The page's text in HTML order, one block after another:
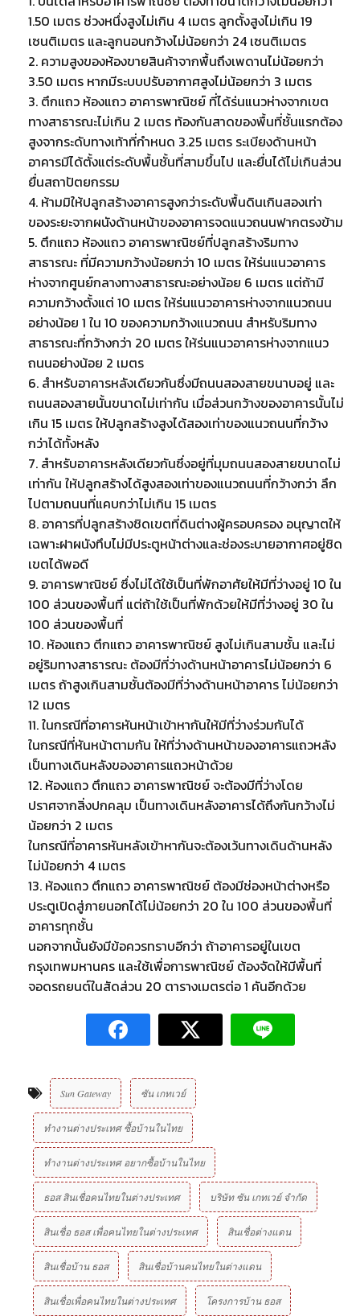
1.50 เมตร ช่วงหนึ่งสูงไม่เกิน 4 เมตร ลูกตั้งสูงไม่เกิน 19
เซนติเมตร และลูกนอนกว้างไม่น้อยกว่า 24 เซนติเมตร
2. ความสูงของห้องขายสินค้าจากพื้นถึงเพดานไม่น้อยกว่า
3.50 เมตร หากมีระบบปรับอากาศสูงไม่น้อยกว่า 3 เมตร
3. ตึกแถว ห้องแถว อาคารพาณิชย์ ที่ได้ร่นแนวห่างจากเขต
ทางสาธารณะไม่เกิน 2 เมตร ท้องกันสาดของพื้นที่ชั้นแรกต้อง
สูงจากระดับทางเท้าที่กำหนด 3.25 เมตร ระเบียงด้านหน้า
อาคารมีได้ตั้งแต่ระดับพื้นชั้นที่สามขึ้นไป และยื่นได้ไม่เกินส่วน
ยื่นสถาปัตยกรรม
4. ห้ามมิให้ปลูกสร้างอาคารสูงกว่าระดับพื้นดินเกินสองเท่า
ของระยะจากผนังด้านหน้าของอาคารจดแนวถนนฟากตรงข้าม
5. ตึกแถว ห้องแถว อาคารพาณิชย์ที่ปลูกสร้างริมทาง
สาธารณะ ที่มีความกว้างน้อยกว่า 10 เมตร ให้ร่นแนวอาคาร
ห่างจากศูนย์กลางทางสาธารณะอย่างน้อย 6 เมตร แต่ถ้ามี
ความกว้างตั้งแต่ 10 เมตร ให้ร่นแนวอาคารห่างจากแนวถนน
อย่างน้อย 1 ใน 10 ของความกว้างแนวถนน สำหรับริมทาง
สาธารณะที่กว้างกว่า 20 เมตร ให้ร่นแนวอาคารห่างจากแนว
ถนนอย่างน้อย 2 เมตร
6. สำหรับอาคารหลังเดียวกันซึ่งมีถนนสองสายขนาบอยู่ และ
ถนนสองสายนั้นขนาดไม่เท่ากัน เมื่อส่วนกว้างของอาคารนั้นไม่
เกิน 15 เมตร ให้ปลูกสร้างสูงได้สองเท่าของแนวถนนที่กว้าง
กว่าได้ทั้งหลัง
7. สำหรับอาคารหลังเดียวกันซึ่งอยู่ที่มุมถนนสองสายขนาดไม่
เท่ากัน ให้ปลูกสร้างได้สูงสองเท่าของแนวถนนที่กว้างกว่า ลึก
ไปตามถนนที่แคบกว่าไม่เกิน 15 เมตร
8. อาคารที่ปลูกสร้างชิดเขตที่ดินต่างผู้ครอบครอง อนุญาตให้
เฉพาะฝาผนังทึบไม่มีประตูหน้าต่างและช่องระบายอากาศอยู่ชิด
เขตได้พอดี
9. อาคารพาณิชย์ ซึ่งไม่ได้ใช้เป็นที่พักอาศัยให้มีที่ว่างอยู่ 10 ใน
100 ส่วนของพื้นที่ แต่ถ้าใช้เป็นที่พักด้วยให้มีที่ว่างอยู่ 30 ใน
100 ส่วนของพื้นที่
10. ห้องแถว ตึกแถว อาคารพาณิชย์ สูงไม่เกินสามชั้น และไม่
อยู่ริมทางสาธารณะ ต้องมีที่ว่างด้านหน้าอาคารไม่น้อยกว่า 6
เมตร ถ้าสูงเกินสามชั้นต้องมีที่ว่างด้านหน้าอาคาร ไม่น้อยกว่า
12 เมตร
11. ในกรณีที่อาคารหันหน้าเข้าหากันให้มีที่ว่างร่วมกันได้
ในกรณีที่หันหน้าตามกัน ให้ที่ว่างด้านหน้าของอาคารแถวหลัง
เป็นทางเดินหลังของอาคารแถวหน้าด้วย
12. ห้องแถว ตึกแถว อาคารพาณิชย์ จะต้องมีที่ว่างโดย
ปราศจากสิ่งปกคลุม เป็นทางเดินหลังอาคารได้ถึงกันกว้างไม่
น้อยกว่า 2 เมตร
ในกรณีที่อาคารหันหลังเข้าหากันจะต้องเว้นทางเดินด้านหลัง
ไม่น้อยกว่า 4 เมตร
13. ห้องแถว ตึกแถว อาคารพาณิชย์ ต้องมีช่องหน้าต่างหรือ
ประตูเปิดสู่ภายนอกได้ไม่น้อยกว่า 20 ใน 100 ส่วนของพื้นที่
อาคารทุกชั้น
นอกจากนั้นยังมีข้อควรทราบอีกว่า ถ้าอาคารอยู่ในเขต
กรุงเทพมหานคร และใช้เพื่อการพาณิชย์ ต้องจัดให้มีพื้นที่
จอดรถยนต์ในสัดส่วน 20 ตารางเมตรต่อ 1 คันอีกด้วย
Sun Gateway ซัน เกทเวย์
ทำงานต่างประเทศ ซื้อบ้านในไทย
ทำงานต่างประเทศ อยากซื้อบ้านในไทย
ธอส สินเชื่อคนไทยในต่างประเทศ บริษัท ซัน เกทเวย์ จํากัด
สินเชื่อ ธอส เพื่อคนไทยในต่างประเทศ สินเชื่อต่างแดน
สินเชื่อบ้าน ธอส สินเชื่อบ้านคนไทยในต่างแดน
สินเชื่อเพื่อคนไทยในต่างประเทศ โครงการบ้าน ธอส